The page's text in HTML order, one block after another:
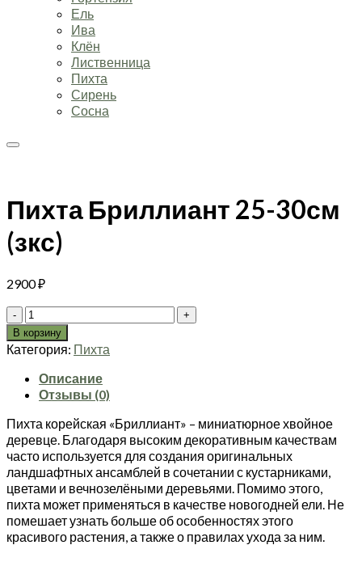
Ель
Ива
Клён
Лиственница
Пихта
Сирень
Сосна
Пихта Бриллиант 25-30см
(зкс)
2900₽
Количество
товара
Пихта
Бриллиант
25-
30см
В корзину
Категория: Пихта
Описание
Отзывы (0)
Пихта корейская «Бриллиант» – миниатюрное хвойное
деревце. Благодаря высоким декоративным качествам
часто используется для создания оригинальных
ландшафтных ансамблей в сочетании с кустарниками,
цветами и вечнозелёными деревьями. Помимо этого,
пихта может применяться в качестве новогодней ели. Не
помешает узнать больше об особенностях этого
красивого растения, а также о правилах ухода за ним.